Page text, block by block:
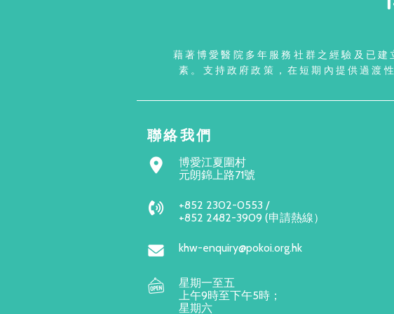
藉著博愛醫院多年服務社群之經驗及已
素。支持政府政策，在短期內提供過渡
聯絡我們
博愛江夏圍村
元朗錦上路71號
+852 2302-0553 /
+852 2482-3909 (申請熱線）
khw-enquiry@pokoi.org.hk
星期一至五
上午9時至下午5時；
星期六